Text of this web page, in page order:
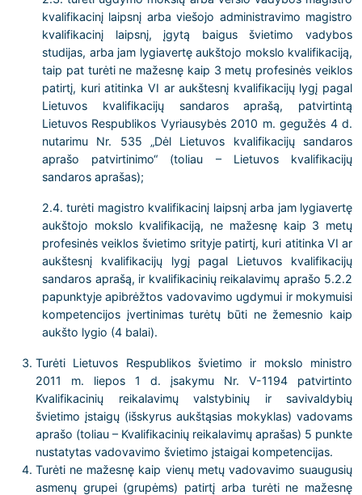
kvalifikacinį laipsnį arba viešojo administravimo magistro
kvalifikacinį laipsnį, įgytą baigus švietimo vadybos
studijas, arba jam lygiavertę aukštojo mokslo kvalifikaciją,
taip pat turėti ne mažesnę kaip 3 metų profesinės veiklos
patirtį, kuri atitinka VI ar aukštesnį kvalifikacijų lygį pagal
Lietuvos kvalifikacijų sandaros aprašą, patvirtintą
Lietuvos Respublikos Vyriausybės 2010 m. gegužės 4 d.
nutarimu Nr. 535 „Dėl Lietuvos kvalifikacijų sandaros
aprašo patvirtinimo“ (toliau – Lietuvos kvalifikacijų
sandaros aprašas);
2.4. turėti magistro kvalifikacinį laipsnį arba jam lygiavertę
aukštojo mokslo kvalifikaciją, ne mažesnę kaip 3 metų
profesinės veiklos švietimo srityje patirtį, kuri atitinka VI ar
aukštesnį kvalifikacijų lygį pagal Lietuvos kvalifikacijų
sandaros aprašą, ir kvalifikacinių reikalavimų aprašo 5.2.2
papunktyje apibrėžtos vadovavimo ugdymui ir mokymuisi
kompetencijos įvertinimas turėtų būti ne žemesnio kaip
aukšto lygio (4 balai).
Turėti Lietuvos Respublikos švietimo ir mokslo ministro
2011 m. liepos 1 d. įsakymu Nr. V-1194 patvirtinto
Kvalifikacinių reikalavimų valstybinių ir savivaldybių
švietimo įstaigų (išskyrus aukštąsias mokyklas) vadovams
aprašo (toliau – Kvalifikacinių reikalavimų aprašas) 5 punkte
nustatytas vadovavimo švietimo įstaigai kompetencijas.
Turėti ne mažesnę kaip vienų metų vadovavimo suaugusių
asmenų grupei (grupėms) patirtį arba turėti ne mažesnę